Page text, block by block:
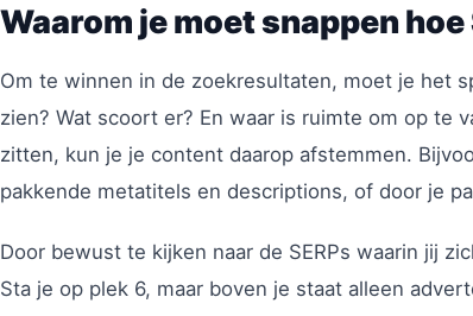
Waarom je moet snappen hoe
Om te winnen in de zoekresultaten, moet je het
zien? Wat scoort er? En waar is ruimte om op te
zitten, kun je je content daarop afstemmen.
pakkende metatitels en descriptions, of door je
Door bewust te kijken naar de SERPs waarin jij
Sta je op plek 6, maar boven je staat alleen